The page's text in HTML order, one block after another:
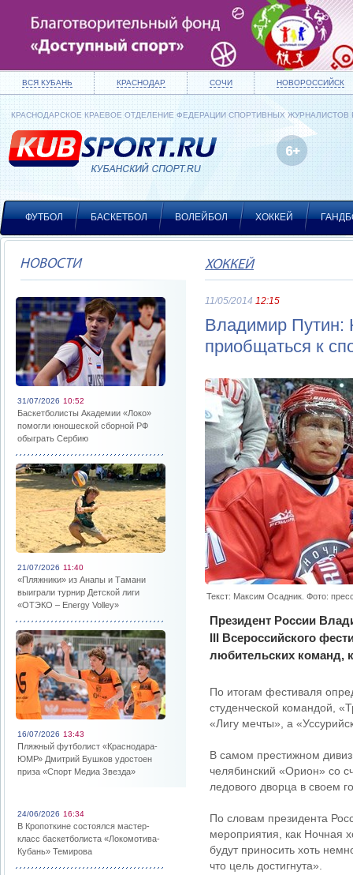
ВСЯ КУБАНЬ КРАСНОДАР СОЧИ НОВОРОССИЙСК
КРАСНОДАРСКОЕ КРАЕВОЕ ОТДЕЛЕНИЕ ФЕДЕРАЦИИ СПОРТИВНЫХ ЖУРНАЛИСТОВ
ФУТБОЛ БАСКЕТБОЛ ВОЛЕЙБОЛ ХОККЕЙ
НОВОСТИ
31/07/2026 10:52
Баскетболисты Академии «Локо»
помогли юношеской сборной РФ
обыграть Сербию
21/07/2026 11:40
«Пляжники» из Анапы и Тамани
выиграли турнир Детской лиги
«ОТЭКО – Energy Volley»
16/07/2026 13:43
Пляжный футболист «Краснодара-
ЮМР» Дмитрий Бушков удостоен
приза «Спорт Медиа Звезда»
24/06/2026 16:34
В Кропоткине состоялся мастер-
класс баскетболиста «Локомотива-
Кубань» Темирова
ХОККЕЙ
11/05/2014 12:15
Владимир Путин:
приобщаться к
Текст: Максим Осадник. Фото:
Президент России
III Всероссийского
любительских команд,
По итогам фестиваля
студенческой командой,
«Лигу мечты», а
В самом престижном
челябинский «Орион» со
ледового дворца в своем
По словам президента
мероприятия, как Ночная
будут приносить хоть
что цель достигнута».